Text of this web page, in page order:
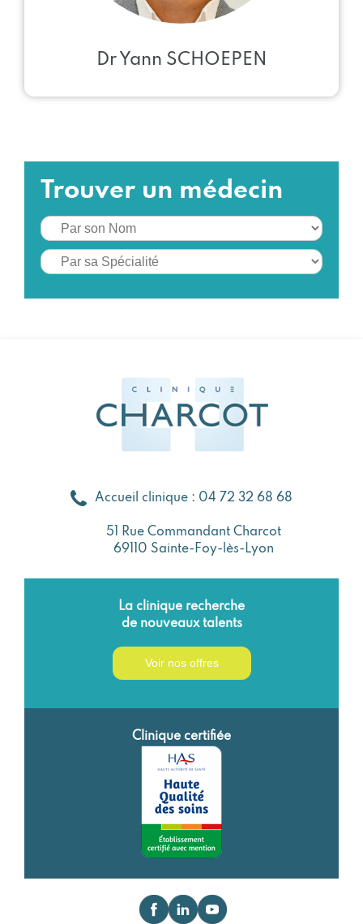
Dr Yann SCHOEPEN
Trouver un médecin
Accueil clinique : 04 72 32 68 68
51 Rue Commandant Charcot
69110 Sainte-Foy-lès-Lyon
La clinique recherche
de nouveaux talents
Voir nos offres
Clinique certifiée